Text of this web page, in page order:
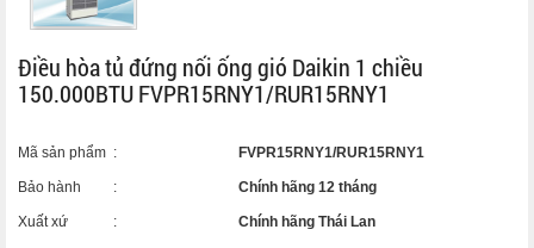
Điều hòa tủ đứng nối ống gió Daikin 1 chiều
150.000BTU FVPR15RNY1/RUR15RNY1
Mã sản phẩm : FVPR15RNY1/RUR15RNY1
Bảo hành : Chính hãng 12 tháng
Xuất xứ : Chính hãng Thái Lan